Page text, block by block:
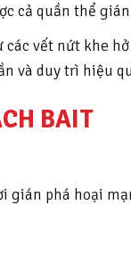
cả quần thể
các vết nứt khe
và duy trì hiệu
BAIT
gián phá hoại